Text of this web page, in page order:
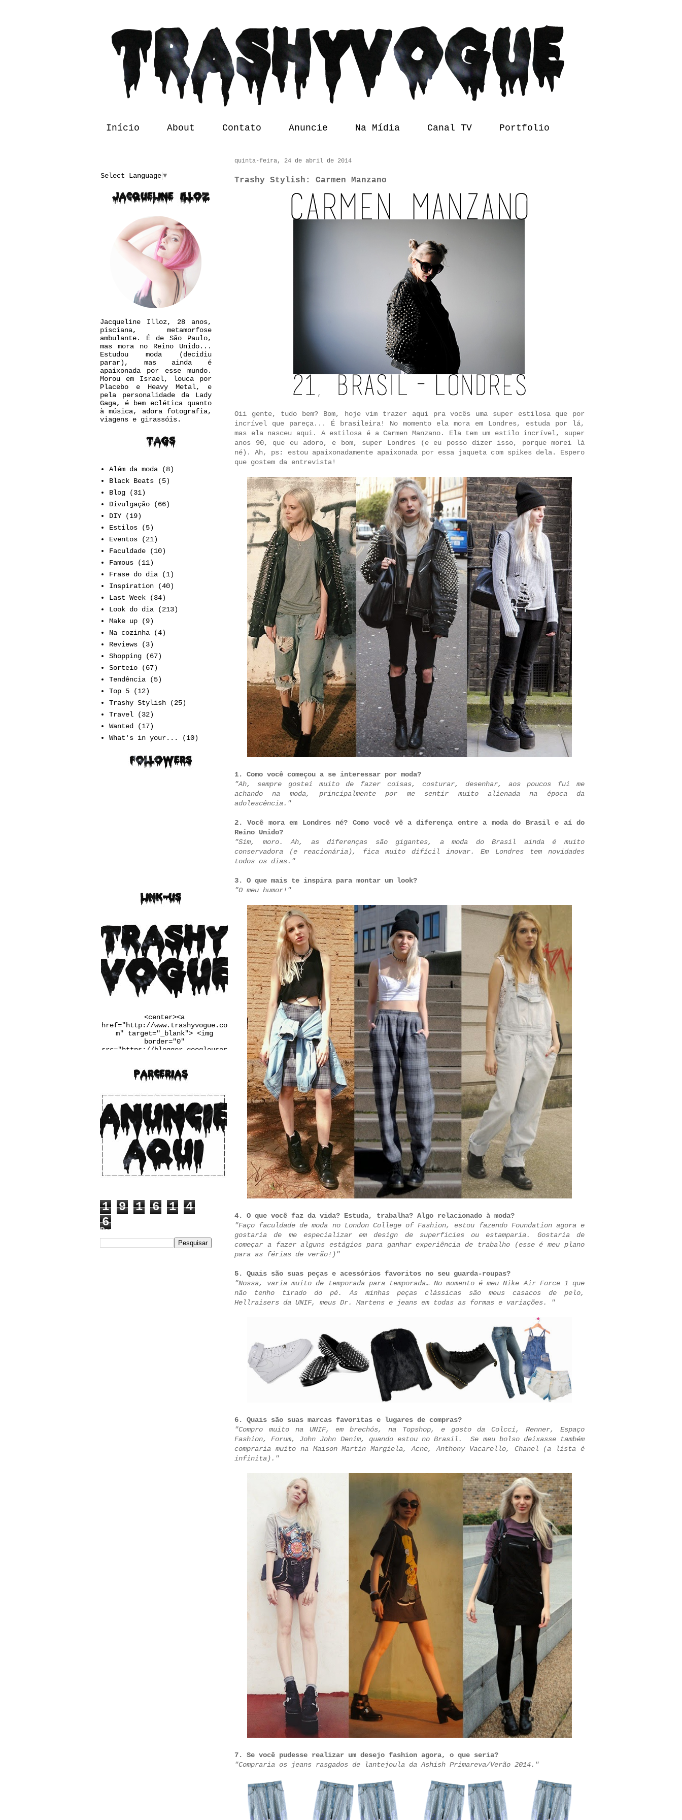
Início About Contato Anuncie Na Mídia Canal TV Portfolio
quinta-feira, 24 de abril de 2014
Trashy Stylish: Carmen Manzano
Oii gente, tudo bem? Bom, hoje vim trazer aqui pra vocês uma super estilosa que por
incrível que pareça... É brasileira! No momento ela mora em Londres, estuda por lá,
mas ela nasceu aqui. A estilosa é a Carmen Manzano. Ela tem um estilo incrível, super
anos 90, que eu adoro, e bom, super Londres (e eu posso dizer isso, porque morei lá
né). Ah, ps: estou apaixonadamente apaixonada por essa jaqueta com spikes dela. Espero
que gostem da entrevista!
1. Como você começou a se interessar por moda?
"Ah, sempre gostei muito de fazer coisas, costurar, desenhar, aos poucos fui me
achando na moda, principalmente por me sentir muito alienada na época da
adolescência."
2. Você mora em Londres né? Como você vê a diferença entre a moda do Brasil e aí do
Reino Unido?
"Sim, moro. Ah, as diferenças são gigantes, a moda do Brasil ainda é muito
conservadora (e reacionária), fica muito difícil inovar. Em Londres tem novidades
todos os dias."
3. O que mais te inspira para montar um look?
"O meu humor!"
4. O que você faz da vida? Estuda, trabalha? Algo relacionado à moda?
"Faço faculdade de moda no London College of Fashion, estou fazendo Foundation agora e
gostaria de me especializar em design de superficies ou estamparia. Gostaria de
começar a fazer alguns estágios para ganhar experiência de trabalho (esse é meu plano
para as férias de verão!)"
5. Quais são suas peças e acessórios favoritos no seu guarda-roupas?
"Nossa, varia muito de temporada para temporada… No momento é meu Nike Air Force 1 que
não tenho tirado do pé. As minhas peças clássicas são meus casacos de pelo,
Hellraisers da UNIF, meus Dr. Martens e jeans em todas as formas e variações. "
6. Quais são suas marcas favoritas e lugares de compras?
"Compro muito na UNIF, em brechós, na Topshop, e gosto da Colcci, Renner, Espaço
Fashion, Forum, John John Denim, quando estou no Brasil. Se meu bolso deixasse também
compraria muito na Maison Martin Margiela, Acne, Anthony Vacarello, Chanel (a lista é
infinita)."
7. Se você pudesse realizar um desejo fashion agora, o que seria?
"Compraria os jeans rasgados de lantejoula da Ashish Primareva/Verão 2014."
Select Language▼
Jacqueline Illoz, 28 anos,
pisciana, metamorfose
ambulante. É de São Paulo,
mas mora no Reino Unido...
Estudou moda (decidiu
parar), mas ainda é
apaixonada por esse mundo.
Morou em Israel, louca por
Placebo e Heavy Metal, e
pela personalidade da Lady
Gaga, é bem eclética quanto
à música, adora fotografia,
viagens e girassóis.
Além da moda
(8)
Black Beats
(5)
Blog
(31)
Divulgação
(66)
DIY
(19)
Estilos
(5)
Eventos
(21)
Faculdade
(10)
Famous
(11)
Frase do dia
(1)
Inspiration
(40)
Last Week
(34)
Look do dia
(213)
Make up
(9)
Na cozinha
(4)
Reviews
(3)
Shopping
(67)
Sorteio
(67)
Tendência
(5)
Top 5
(12)
Trashy Stylish
(25)
Travel
(32)
Wanted
(17)
What's in your...
(10)
<center><a
href="http://www.trashyvogue.co
m" target="_blank"> <img
border="0"
src="https://blogger.googleuser
u3wSj4vLaL0MiWcMlkIIq9N34UaFq6Q
2PRlYxiF4jDxtfiTugVHzJnj1Ba6pxQ
__FSINM8VGJk_Qmcvbc6_ws4rbqoBF5
QX4QiDxgIn65NudFdVd2BUwJbJw/w25
0-h167-no/banner.jpg" /></a>
</center>
1 9 1 6 1
4
6
Pesquisar este blog